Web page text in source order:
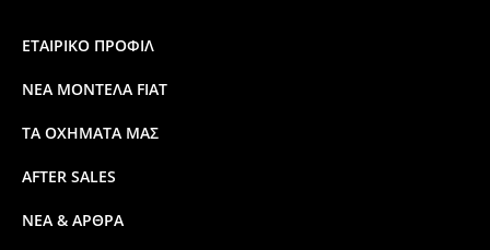
ΕΤΑΙΡΙΚΟ ΠΡΟΦΙΛ
ΝΕΑ ΜΟΝΤΕΛΑ FIAT
ΤΑ ΟΧΗΜΑΤΑ ΜΑΣ
AFTER SALES
ΝΕΑ & ΑΡΘΡΑ